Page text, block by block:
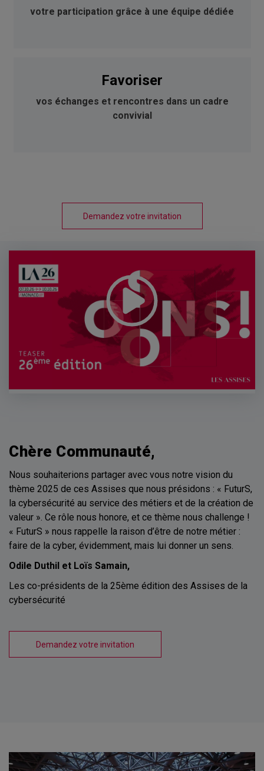
votre participation grâce à une équipe dédiée
Favoriser
vos échanges et rencontres dans un cadre
convivial
Demandez votre invitation
Chère Communauté,
Nous souhaiterions partager avec vous notre vision du
thème 2025 de ces Assises que nous présidons : « FuturS,
la cybersécurité au service des métiers et de la création de
valeur ». Ce rôle nous honore, et ce thème nous challenge !
« FuturS » nous rappelle la raison d’être de notre métier :
faire de la cyber, évidemment, mais lui donner un sens.
Odile Duthil et Loïs Samain,
Les co-présidents de la 25ème édition des Assises de la
cybersécurité
Demandez votre invitation